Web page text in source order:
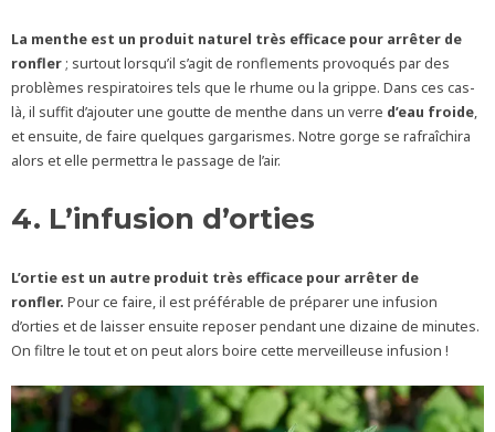
La menthe est un produit naturel très efficace pour arrêter de
ronfler; surtout lorsqu’il s’agit de ronflements provoqués par des
problèmes respiratoires tels que le rhume ou la grippe. Dans ces cas-
là, il suffit d’ajouter une goutte de menthe dans un verre d’eau froide,
et ensuite, de faire quelques gargarismes. Notre gorge se rafraîchira
alors et elle permettra le passage de l’air.
4. L’infusion d’orties
L’ortie est un autre produit très efficace pour arrêter de
ronfler. Pour ce faire, il est préférable de préparer une infusion
d’orties et de laisser ensuite reposer pendant une dizaine de minutes.
On filtre le tout et on peut alors boire cette merveilleuse infusion !